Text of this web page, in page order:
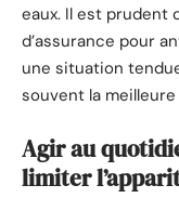
eaux. Il est prudent
d’assurance pour
une situation
souvent la
Agir au
limiter